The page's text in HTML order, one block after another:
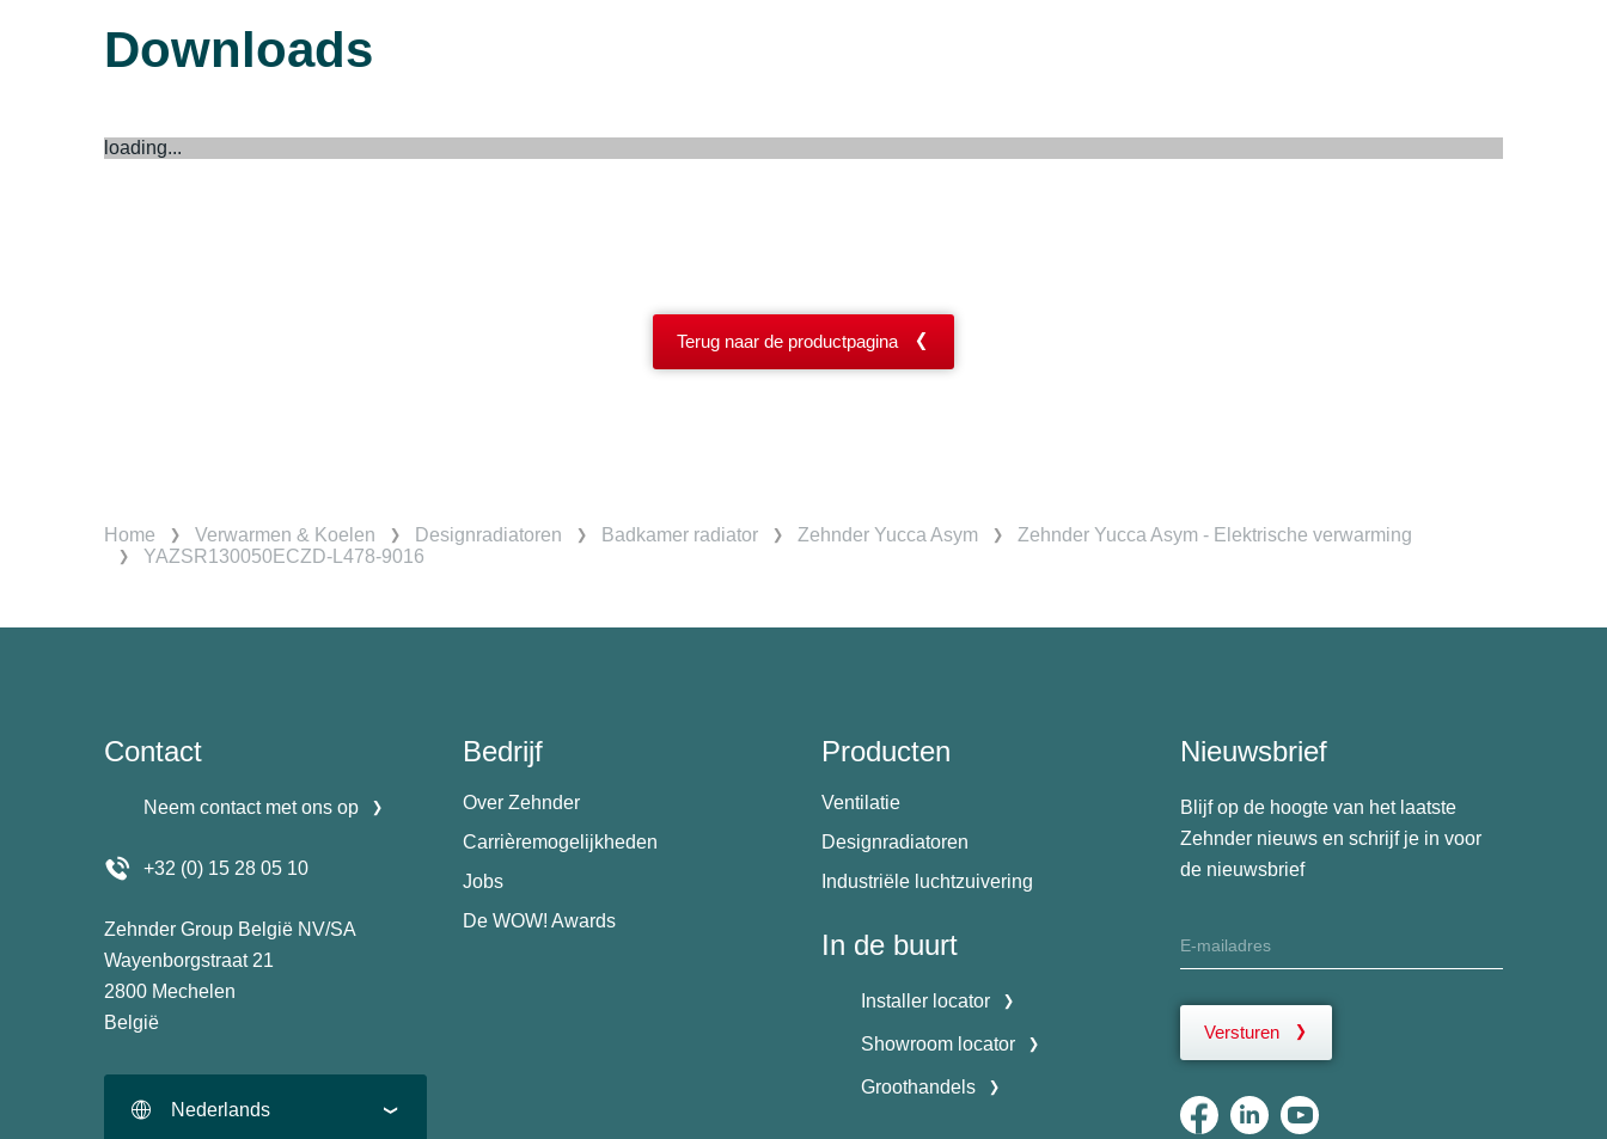
Downloads
loading...
Terug naar de productpagina
Home Verwarmen & Koelen Designradiatoren Badkamer radiator Zehnder Yucca Asym
Zehnder Yucca Asym - Elektrische verwarming
YAZSR130050ECZD-L478-9016
Contact
Neem contact met ons op
+32 (0) 15 28 05 10
Zehnder Group België NV/SA
Wayenborgstraat 21
2800 Mechelen
België
Nederlands
Bedrijf
Over Zehnder
Carrièremogelijkheden
Jobs
De WOW! Awards
Producten
Ventilatie
Designradiatoren
Industriële luchtzuivering
In de buurt
Installer locator
Showroom locator
Groothandels
Nieuwsbrief
Blijf op de hoogte van het laatste
Zehnder nieuws en schrijf je in voor
de nieuwsbrief
Versturen